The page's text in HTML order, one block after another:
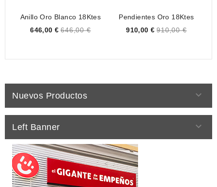
Anillo Oro Blanco 18Ktes
Price
646,00 € 646,00 €
Pendientes Oro 18Ktes
Price
910,00 € 910,00 €
Nuevos Productos 
Left Banner 